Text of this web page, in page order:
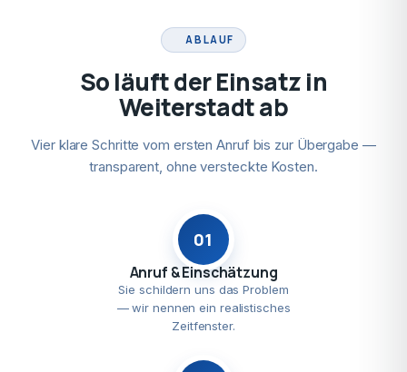
ABLAUF
So läuft der Einsatz in
Weiterstadt ab
Vier klare Schritte vom ersten Anruf bis zur Übergabe —
transparent, ohne versteckte Kosten.
01
Anruf & Einschätzung
Sie schildern uns das Problem
— wir nennen ein realistisches
Zeitfenster.